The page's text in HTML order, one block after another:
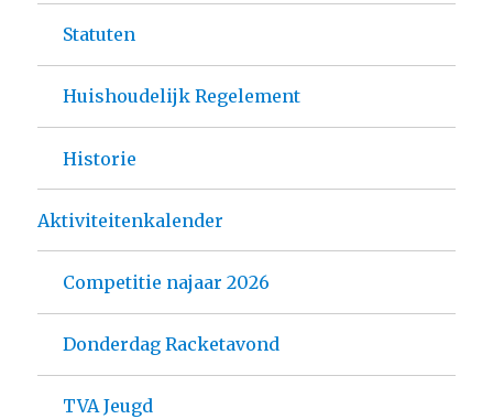
Statuten
Huishoudelijk Regelement
Historie
Aktiviteitenkalender
Competitie najaar 2026
Donderdag Racketavond
TVA Jeugd